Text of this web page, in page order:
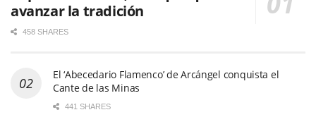
avanzar la tradición
458 SHARES
El ‘Abecedario Flamenco’ de Arcángel conquista el
Cante de las Minas
441 SHARES